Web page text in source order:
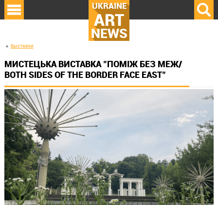
UKRAINE
ART
NEWS
Выставки
МИСТЕЦЬКА ВИСТАВКА "ПОМІЖ БЕЗ МЕЖ/
BOTH SIDES OF THE BORDER FACE EAST"